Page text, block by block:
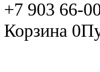
+7 903 66-
Корзина 0